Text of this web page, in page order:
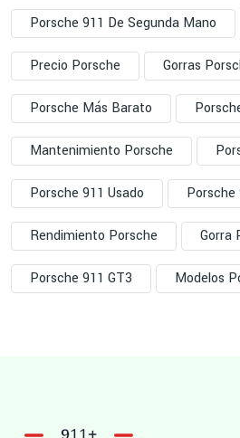
Porsche 911 De Segunda Mano
Precio Porsche Gorras
Porsche Más Barato
Mantenimiento Porsche
Porsche 911 Usado Porsche
Rendimiento Porsche Gorra
Porsche 911 GT3 Modelos